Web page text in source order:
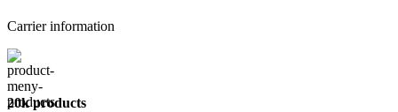
Carrier information
20k products